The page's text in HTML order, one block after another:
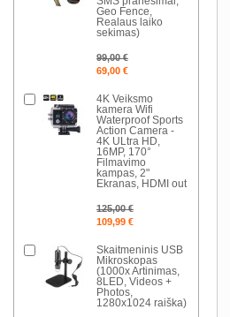
Geo Fence,
Realaus laiko
sekimas)
99,00 €
69,00 €
4K Veiksmo
kamera Wifi
Waterproof Sports
Action Camera -
4K ULtra HD,
16MP, 170°
Filmavimo
kampas, 2"
Ekranas, HDMI out
125,00 €
109,99 €
Skaitmeninis USB
Mikroskopas
(1000x Artinimas,
8LED, Videos +
Photos,
1280x1024 raiška)